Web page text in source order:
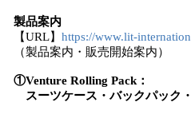
製品案内
【URL】 https://www.lit-
（製品案内・販売開始案内）
①Venture Rolling Pack：
スーツケース・バックパック